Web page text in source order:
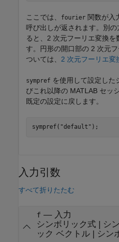
ここでは、 fourier 関数が入
呼び出しが返されます。別の
ると、2 次元フーリエ変換を
す。円形の開口部の 2 次元
ついては、 2 次元フーリエ変
sympref を使用して設定した
びこれ以降の MATLAB セッ
既定の設定に戻します。
sympref( "default" );
入力引数
すべて折りたたむ
f — 入力
シンボリック式| シ
ック ベクトル| シン